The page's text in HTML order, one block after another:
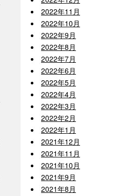
2022年11月
2022年10月
2022年9月
2022年8月
2022年7月
2022年6月
2022年5月
2022年4月
2022年3月
2022年2月
2022年1月
2021年12月
2021年11月
2021年10月
2021年9月
2021年8月